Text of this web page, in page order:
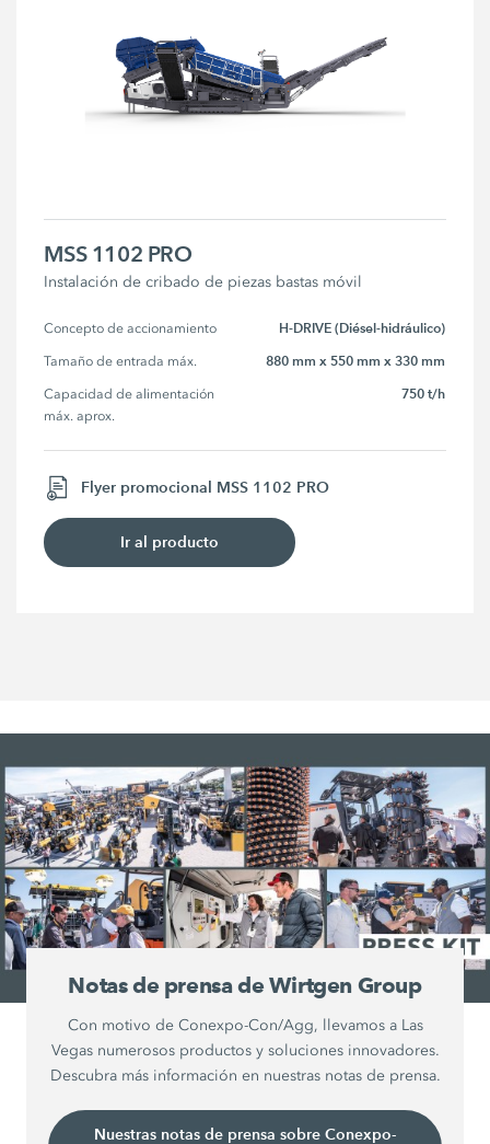
MSS 1102 PRO
Instalación de cribado de piezas bastas móvil
Concepto de accionamiento H-DRIVE (Diésel-hidráulico)
Tamaño de entrada máx. 880 mm x 550 mm x 330 mm
Capacidad de alimentación
máx. aprox.
750 t/h
Flyer promocional MSS 1102 PRO
Ir al producto
Notas de prensa de Wirtgen Group
Con motivo de Conexpo-Con/Agg, llevamos a Las
Vegas numerosos productos y soluciones innovadores.
Descubra más información en nuestras notas de prensa.
Nuestras notas de prensa sobre Conexpo-